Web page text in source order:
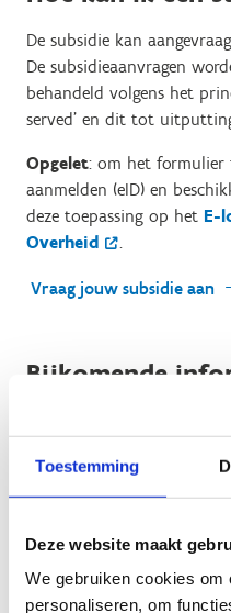
Toestemming
Deze website maakt
We gebruiken cookies
personaliseren, om
De subsidie kan
De subsidieaanvragen
behandeld volgens het
served’ en dit tot
Opgelet: om het formulier
aanmelden (eID) en
deze toepassing op het E-
Overheid
Vraag jouw subsidie aan
Bijkomende
voorwaarden je daarvoor
subsidiëring aan? Kan
In het verleden hebben we
de algemene principes van
je hier de presentatie van